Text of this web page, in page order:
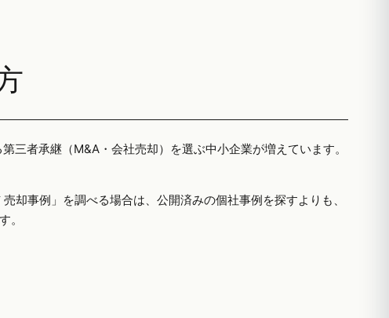
者承継（M&A・会社売却）を選ぶ中小企業が増えています。
売却事例」を調べる場合は、公開済みの個社事例を探すよりも、
。